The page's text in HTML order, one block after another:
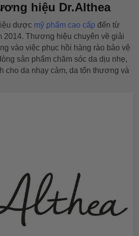
hiệu Dr.Althea
dược mỹ phẩm cao cấp đến từ
2014. Thương hiệu chuyên về giải
vào việc phục hồi hàng rào bảo vệ
sản phẩm chăm sóc da dịu nhẹ,
cho da nhạy cảm, da tổn thương và